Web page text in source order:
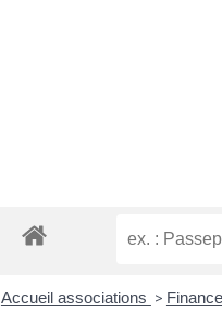
Accueil associations >